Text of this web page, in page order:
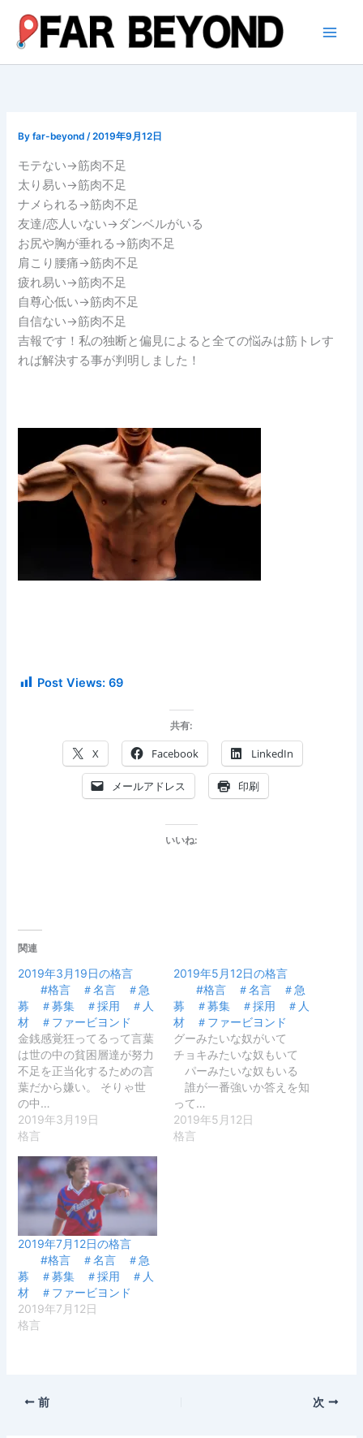
ス
Byfar-beyond/2019年9月12日
モテない→筋肉不足
太り易い→筋肉不足
ナメられる→筋肉不足
友達/恋人いない→ダンベルがいる
お尻や胸が垂れる→筋肉不足
肩こり腰痛→筋肉不足
疲れ易い→筋肉不足
自尊心低い→筋肉不足
自信ない→筋肉不足
吉報です！私の独断と偏見によると全ての悩みは筋トレす
れば解決する事が判明しました！
Post Views: 69
共有:
X Facebook LinkedIn
メールアドレス 印刷
いいね:
関連
2019年3月19日の格言
#格言 ＃名言 ＃急
募 ＃募集 ＃採用 ＃人
材 ＃ファービヨンド
金銭感覚狂ってるって言葉
は世の中の貧困層達が努力
不足を正当化するための言
葉だから嫌い。 そりゃ世
の中…
2019年3月19日
格言
2019年5月12日の格言
#格言 ＃名言 ＃急
募 ＃募集 ＃採用 ＃人
材 ＃ファービヨンド
グーみたいな奴がいて
チョキみたいな奴もいて
パーみたいな奴もいる
誰が一番強いか答えを知
って…
2019年5月12日
格言
2019年7月12日の格言
#格言 ＃名言 ＃急
募 ＃募集 ＃採用 ＃人
材 ＃ファービヨンド
2019年7月12日
格言
前 次